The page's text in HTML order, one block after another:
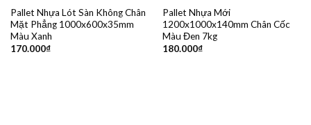
Pallet Nhựa Lót Sàn Không Chân
Mặt Phẳng 1000x600x35mm
Màu Xanh
170.000₫
Pallet Nhựa Mới
1200x1000x140mm Chân Cốc
Màu Đen 7kg
180.000₫